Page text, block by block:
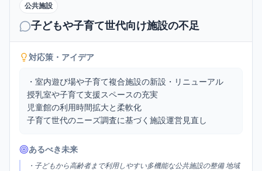
公共施設
子どもや子育て世代向け施設の不足
対応策・アイデア
・室内遊び場や子育て複合施設の新設・リニューアル
授乳室や子育て支援スペースの充実
児童館の利用時間拡大と柔軟化
子育て世代のニーズ調査に基づく施設運営見直し
あるべき未来
・子どもから高齢者まで利用しやすい多機能な公共施設の整備 地域